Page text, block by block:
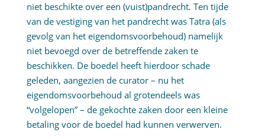
niet beschikte over een (vuist)pandrecht. Ten tijde
van de vestiging van het pandrecht was Tatra (als
gevolg van het eigendomsvoorbehoud) namelijk
niet bevoegd over de betreffende zaken te
beschikken. De boedel heeft hierdoor schade
geleden, aangezien de curator – nu het
eigendomsvoorbehoud al grotendeels was
“volgelopen” – de gekochte zaken door een kleine
betaling voor de boedel had kunnen verwerven.